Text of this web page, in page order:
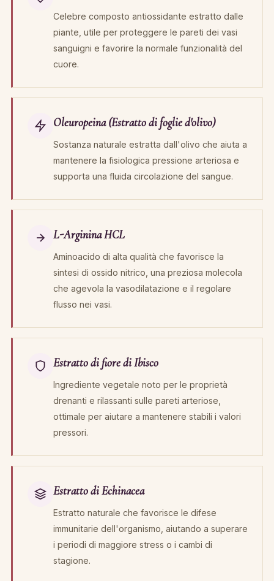
Celebre composto antiossidante estratto dalle
piante, utile per proteggere le pareti dei vasi
sanguigni e favorire la normale funzionalità del
cuore.
Oleuropeina (Estratto di foglie d'olivo)
Sostanza naturale estratta dall'olivo che aiuta a
mantenere la fisiologica pressione arteriosa e
supporta una fluida circolazione del sangue.
L-Arginina HCL
Aminoacido di alta qualità che favorisce la
sintesi di ossido nitrico, una preziosa molecola
che agevola la vasodilatazione e il regolare
flusso nei vasi.
Estratto di fiore di Ibisco
Ingrediente vegetale noto per le proprietà
drenanti e rilassanti sulle pareti arteriose,
ottimale per aiutare a mantenere stabili i valori
pressori.
Estratto di Echinacea
Estratto naturale che favorisce le difese
immunitarie dell'organismo, aiutando a superare
i periodi di maggiore stress o i cambi di
stagione.